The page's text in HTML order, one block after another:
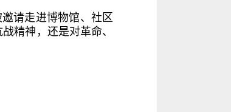
请走进博物馆、社区
精神，还是对革命、